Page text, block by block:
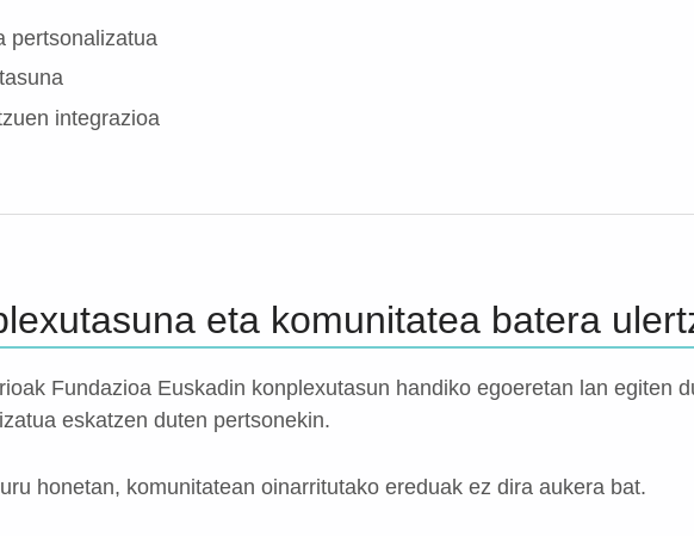
pertsonalizatua
integrazioa
eta komunitatea batera
Fundazioa Euskadin konplexutasun handiko egoeretan lan egiten
eskatzen duten pertsonekin.
honetan, komunitatean oinarritutako ereduak ez dira aukera bat.